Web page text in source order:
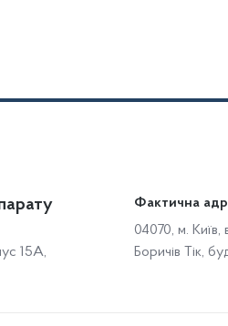
Громадянам
Доступ до публічної інформації
Звіти щодо роботи із запитами на
15А,
Фактична
04070, м. Київ,
Боричів Тік,